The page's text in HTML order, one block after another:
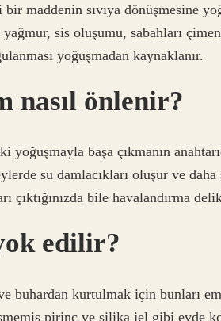
maddenin sıvıya dönüşmesine
yağmur, sis oluşumu, sabahları
yoğuşmadan kaynaklanır.
nasıl önlenir?
yoğuşmayla başa çıkmanın
su damlacıkları oluşur ve
çıktığınızda bile havalandırma
edilir?
buhardan kurtulmak için bunları
pirinç ve silika jel gibi evde